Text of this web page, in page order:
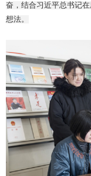
奋，结合习近平总书记
想法。